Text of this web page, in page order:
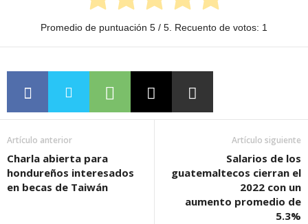
Promedio de puntuación 5 / 5. Recuento de votos: 1
Artículo anterior
Charla abierta para
hondureños interesados
en becas de Taiwán
Artículo siguiente
Salarios de los
guatemaltecos cierran el
2022 con un
aumento promedio de
5.3%